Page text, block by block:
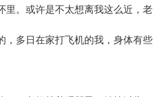
里。或许是不太想离我这么近，老
，多日在家打飞机的我，身体有些